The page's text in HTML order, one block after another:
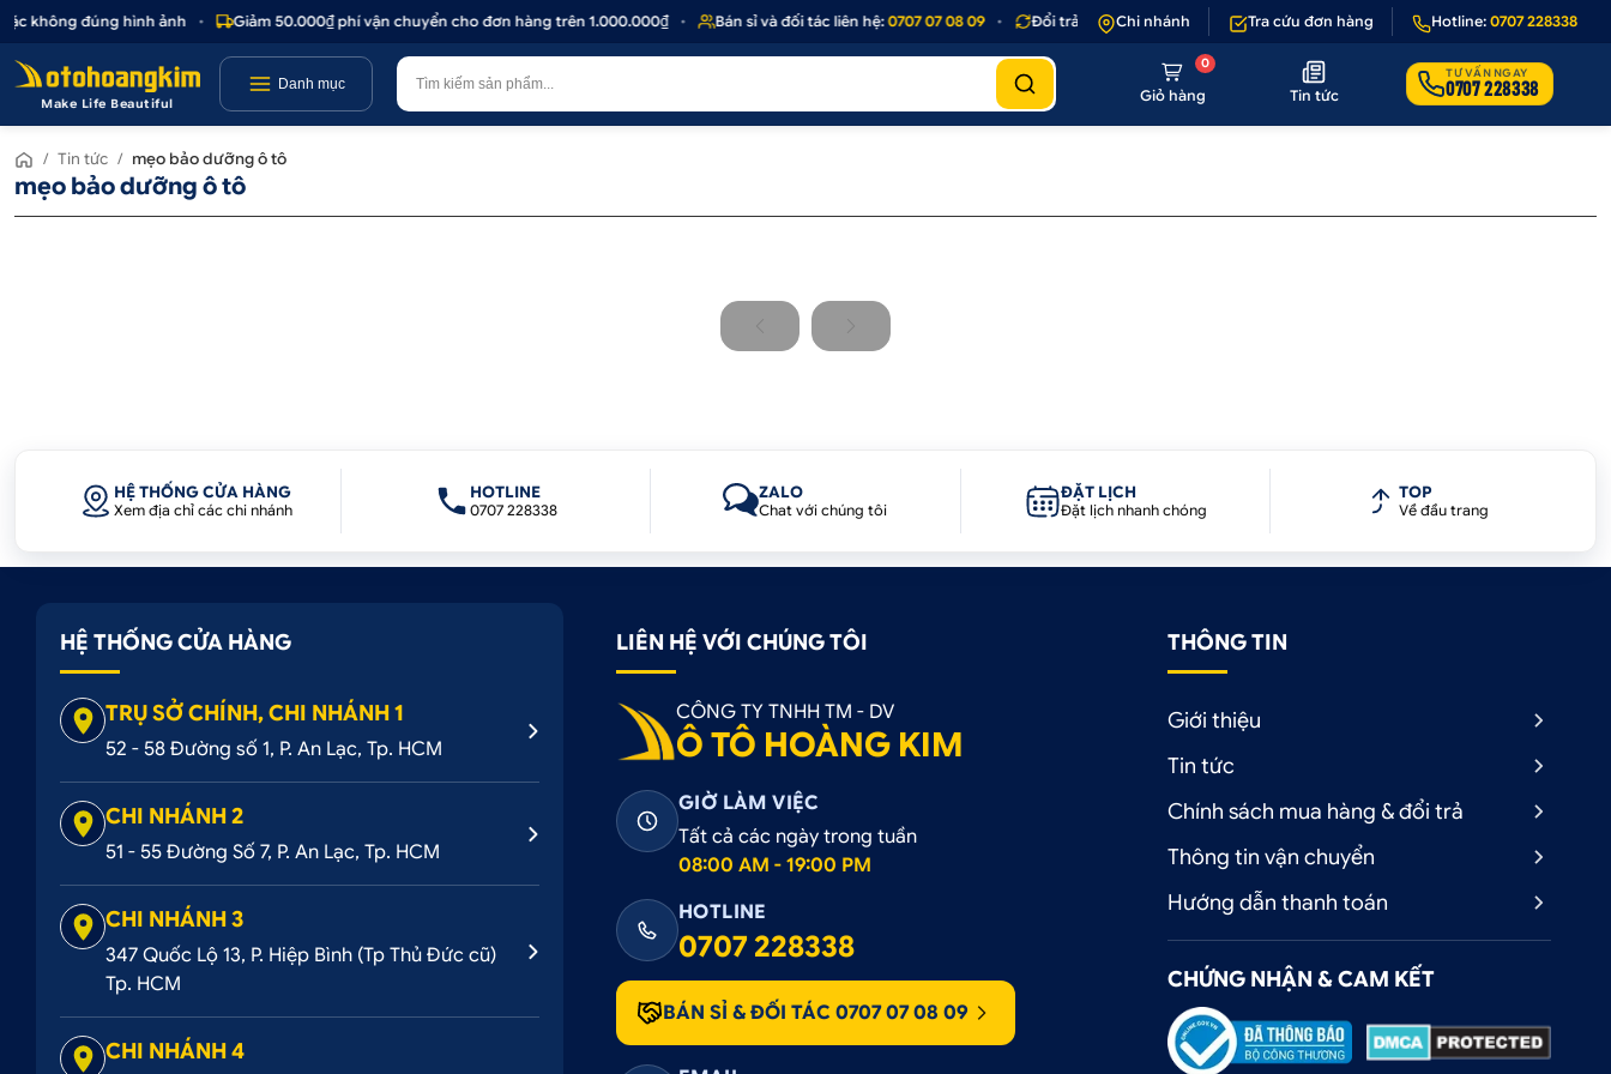
không đúng hình ảnh Giảm 50.000₫ phí vận chuyển cho đơn hàng trên 1.000.000₫ Bán sỉ và đối tác liên hệ:0707 07 08 09 Đổi trả 1 - 1 nếu sản phẩm lỗi hoặc không đúng hình ảnh • Giảm 50.000₫ phí
Chi nhánh Tra cứu đơn hàng Hotline: 0707 228338
Make Life Beautiful
Danh mục
Giỏ hàng
0
Tin tức
TƯ VẤN NGAY
0707 228338
/ Tin tức / mẹo bảo dưỡng ô tô
mẹo bảo dưỡng ô tô
HỆ THỐNG CỬA HÀNG
Xem địa chỉ các chi nhánh
HOTLINE
0707 228338
ZALO
Chat với chúng tôi
ĐẶT LỊCH
Đặt lịch nhanh chóng
TOP
Về đầu trang
HỆ THỐNG CỬA HÀNG
TRỤ SỞ CHÍNH, CHI NHÁNH 1
52 - 58 Đường số 1, P. An Lạc, Tp. HCM
CHI NHÁNH 2
51 - 55 Đường Số 7, P. An Lạc, Tp. HCM
CHI NHÁNH 3
347 Quốc Lộ 13, P. Hiệp Bình (Tp Thủ Đức cũ)
Tp. HCM
CHI NHÁNH 4
LIÊN HỆ VỚI CHÚNG TÔI
CÔNG TY TNHH TM - DV
Ô TÔ HOÀNG KIM
GIỜ LÀM VIỆC
Tất cả các ngày trong tuần
08:00 AM - 19:00 PM
HOTLINE
0707 228338
BÁN SỈ & ĐỐI TÁC 0707 07 08 09
THÔNG TIN
Giới thiệu
Tin tức
Chính sách mua hàng & đổi trả
Thông tin vận chuyển
Hướng dẫn thanh toán
CHỨNG NHẬN & CAM KẾT